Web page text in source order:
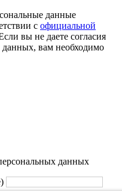
данные
с официальной
вы не даете согласия
данных, вам необходимо
данных